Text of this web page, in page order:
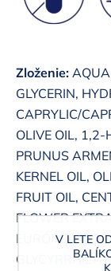
V LETE
Zloženie: AQUA
GLYCERIN,
CAPRYLIC/
OLIVE OIL, 1,2-
PRUNUS
KERNEL OIL,
FRUIT OIL,
FLOWER
EURÓPSKA)